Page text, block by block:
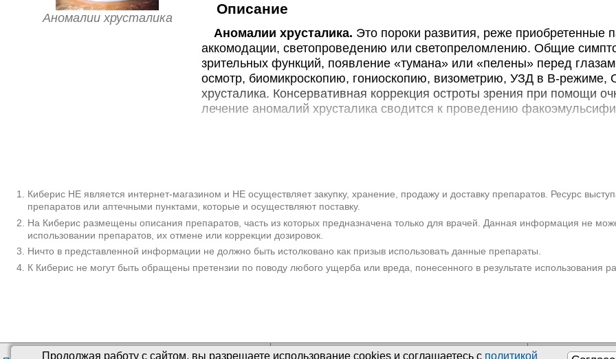
Продолжая работу с сайтом, вы разрешаете использование сookies и соглашаетесь с политикой
СМТ на Римского-
Санкт-Петербург, пр-т
Статус Грация плюс на
Санкт-Петербург, пр-т
Аномалии хрусталика
Описание
Аномалии хрусталика. Это пороки развития, реже приобретенные
аккомодации, светопроведению или светопреломлению. Общие
зрительных функций, появление «тумана» или «пелены» перед
осмотр, биомикроскопию, гониоскопию, визометрию, УЗД в В-режиме,
хрусталика. Консервативная коррекция остроты зрения при помощи
лечение аномалий хрусталика сводится к проведению
Врожденные варианты патологий, как правило, диагностируют в
или в раннем детском возрасте. У детей катаракта встречается с
преклонном возрасте это заболевание становится причиной
слепоты, а после 60-летнего возраста определенная степень
определяется у каждого второго пациента. Передний лентиконус
представителей мужского пола, задний - у женщин. Аномалии
Нарушение эмбрионального периода развития может привести к
Киберис НЕ является интернет-магазином и НЕ осуществляет закупку, хранение, продажу и доставку препаратов. Ресурс
препаратов или аптечными пунктами, которые и осуществляют поставку.
На Киберис размещены описания препаратов, часть из которых предназначена только для врачей. Данная информация не
использовании препаратов, их отмене или коррекции дозировок.
Ничто в представленной информации не должно быть истолковано как призыв использовать данные препараты.
К Киберис не могут быть обращены претензии по поводу любого ущерба или вреда, понесенного в результате использования